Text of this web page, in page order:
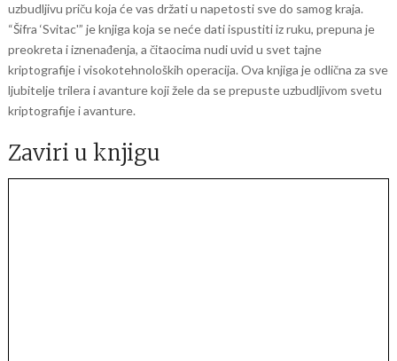
uzbudljivu priču koja će vas držati u napetosti sve do samog kraja.
“Šifra ‘Svitac'” je knjiga koja se neće dati ispustiti iz ruku, prepuna je
preokreta i iznenađenja, a čitaocima nudi uvid u svet tajne
kriptografije i visokotehnoloških operacija. Ova knjiga je odlična za sve
ljubitelje trilera i avanture koji žele da se prepuste uzbudljivom svetu
kriptografije i avanture.
Zaviri u knjigu